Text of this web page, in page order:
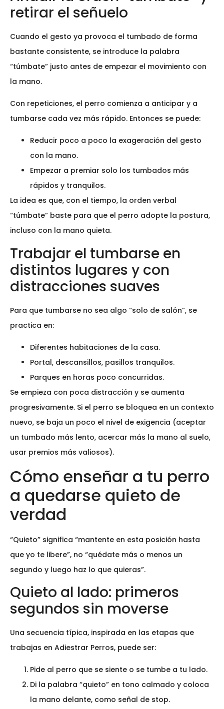
retirar el señuelo
Cuando el gesto ya provoca el tumbado de forma
bastante consistente, se introduce la palabra
“túmbate” justo antes de empezar el movimiento con
la mano.
Con repeticiones, el perro comienza a anticipar y a
tumbarse cada vez más rápido. Entonces se puede:
Reducir poco a poco la exageración del gesto
con la mano.
Empezar a premiar solo los tumbados más
rápidos y tranquilos.
La idea es que, con el tiempo, la orden verbal
“túmbate” baste para que el perro adopte la postura,
incluso con la mano quieta.
Trabajar el tumbarse en
distintos lugares y con
distracciones suaves
Para que tumbarse no sea algo “solo de salón”, se
practica en:
Diferentes habitaciones de la casa.
Portal, descansillos, pasillos tranquilos.
Parques en horas poco concurridas.
Se empieza con poca distracción y se aumenta
progresivamente. Si el perro se bloquea en un contexto
nuevo, se baja un poco el nivel de exigencia (aceptar
un tumbado más lento, acercar más la mano al suelo,
usar premios más valiosos).
Cómo enseñar a tu perro
a quedarse quieto de
verdad
“Quieto” significa “mantente en esta posición hasta
que yo te libere”, no “quédate más o menos un
segundo y luego haz lo que quieras”.
Quieto al lado: primeros
segundos sin moverse
Una secuencia típica, inspirada en las etapas que
trabajas en Adiestrar Perros, puede ser:
Pide al perro que se siente o se tumbe a tu lado.
Di la palabra “quieto” en tono calmado y coloca
la mano delante, como señal de stop.